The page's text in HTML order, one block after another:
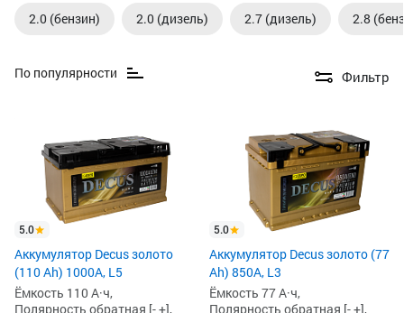
2.0 (бензин) 2.0 (дизель) 2.7 (дизель) 2.8
По популярности Фильтр
5.0
Аккумулятор Decus золото
(110 Ah) 1000A, L5
Ёмкость 110 А·ч,
Полярность обратная [- +],
5.0
Аккумулятор Decus золото (77
Ah) 850А, L3
Ёмкость 77 А·ч,
Полярность обратная [- +],